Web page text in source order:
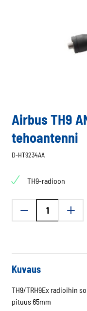
Airbus TH9
tehoantenni
D-HT9234AA
TH9-radioon
65mm
määrä
Kuvaus
TH9/TRH9Ex radioihin
pituus 65mm